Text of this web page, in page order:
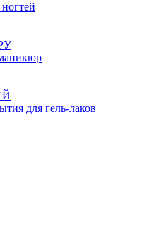
для гель-лаков